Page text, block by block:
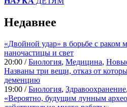
Недавнее
«Двойной удар» в борьбе с раком
наночастицы и свет
20:00 /Биология, Медицина,
Названы три вещи, отказ от
деменцию
19:00 /Биология, Здравоохранение,
«Вероятно, будущим лунным